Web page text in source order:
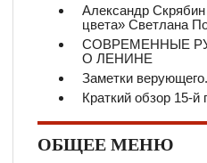
Александр Скрябин
цвета» Светлана
СОВРЕМЕННЫЕ
О ЛЕНИНЕ
Заметки
Краткий обзор 15-
ОБЩЕЕ МЕНЮ